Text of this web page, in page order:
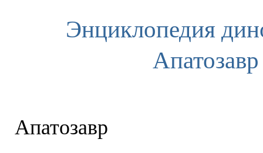
Энциклопедия
Апатозавр
Апатозавр